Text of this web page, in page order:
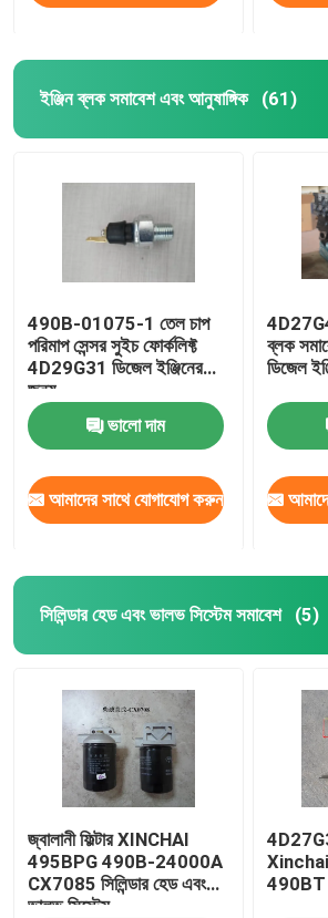
ইঞ্জিন ব্লক সমাবেশ এবং আনুষাঙ্গিক (61)
490B-01075-1 তেল চাপ
পরিমাপ সেন্সর সুইচ ফোর্কলিফ্ট
4D29G31 ডিজেল ইঞ্জিনের
জন্য
ভালো দাম
আমাদের সাথে যোগাযোগ করুন
ব্লক
ডিজেল
সিলিন্ডার হেড এবং ভালভ সিস্টেম সমাবেশ (5)
জ্বালানী ফিল্টার XINCHAI
495BPG 490B-24000A
CX7085 সিলিন্ডার হেড এবং
ভালভ সিস্টেম
Xinchai